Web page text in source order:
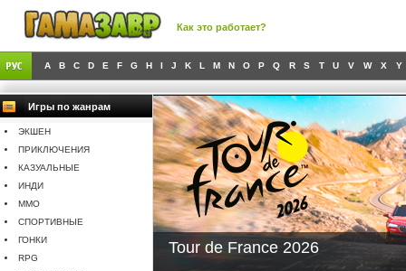
Как это работает?
A B C D E F G H I J K L M N O P Q R S T U V W X Y
Игры по жанрам
ЭКШЕН
ПРИКЛЮЧЕНИЯ
КАЗУАЛЬНЫЕ
ИНДИ
MMO
СПОРТИВНЫЕ
ГОНКИ
RPG
Tour de France 2026